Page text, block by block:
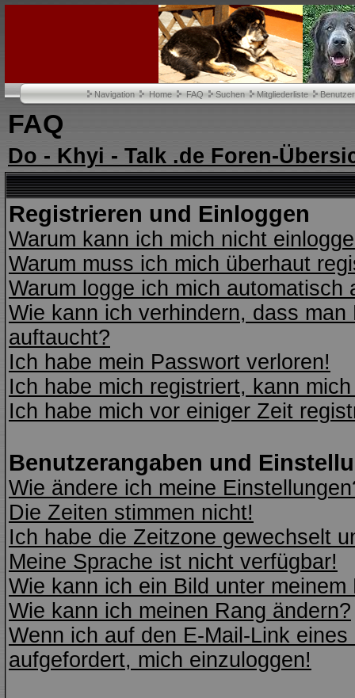
Navigation Home FAQ Suchen Mitgliederliste
FAQ
Do - Khyi - Talk .de Foren-
Registrieren und Einloggen
Warum kann ich mich nicht
Warum muss ich mich überhaut
Warum logge ich mich automatisch
Wie kann ich verhindern, dass
auftaucht?
Ich habe mein Passwort verloren!
Ich habe mich registriert, kann
Ich habe mich vor einiger Zeit
Benutzerangaben und
Wie ändere ich meine
Die Zeiten stimmen nicht!
Ich habe die Zeitzone gewechselt
Meine Sprache ist nicht verfügbar!
Wie kann ich ein Bild unter
Wie kann ich meinen Rang ändern?
Wenn ich auf den E-Mail-Link
aufgefordert, mich einzuloggen!